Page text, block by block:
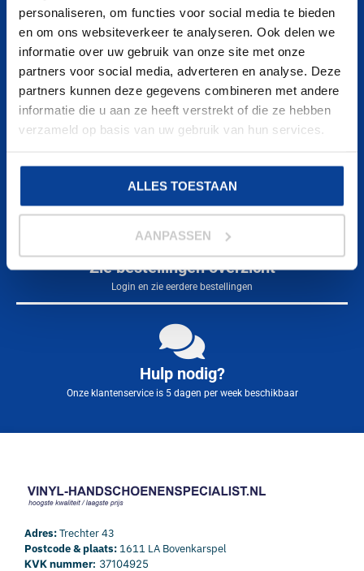
personaliseren, om functies voor social media te bieden
en om ons websiteverkeer te analyseren. Ook delen we
informatie over uw gebruik van onze site met onze
partners voor social media, adverteren en analyse. Deze
partners kunnen deze gegevens combineren met andere
informatie die u aan ze heeft verstrekt of die ze hebben
verzameld op basis van uw gebruik van hun services.
ALLES TOESTAAN
AANPASSEN
Contact & service die je verwacht.
Zie bestellingen overzicht
Login en zie eerdere bestellingen
Hulp nodig?
Onze klantenservice is 5 dagen per week beschikbaar
Adres:Trechter 43
Postcode & plaats: 1611 LA Bovenkarspel
KVK nummer: 37104925